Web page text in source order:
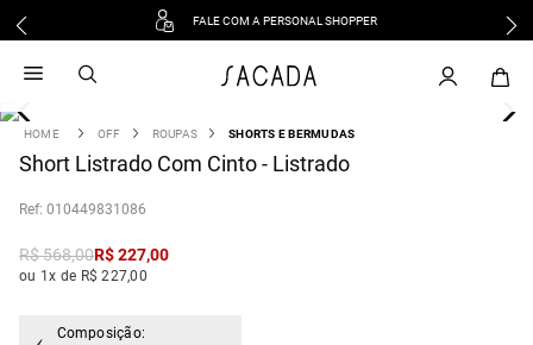
FALE COM A PERSONAL SHOPPER
OFF ROUPAS SHORTS E BERMUDAS
Short Listrado Com Cinto - Listrado
: 010449831086
R$568,00R$227,00
ou 1x de R$ 227,00
Composição:
vestido
3 º blusa
º tricot
º macacão
jeans